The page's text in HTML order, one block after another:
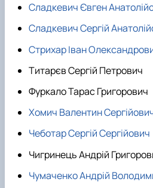
Сладкевич Євген
Сладкевич Сергій
Стрихар Іван
Титарєв Сергій Петрович
Фуркало Тарас Григорович
Хомич Валентин
Чеботар Сергій Сергійович
Чигринець Андрій
Чумаченко Андрій